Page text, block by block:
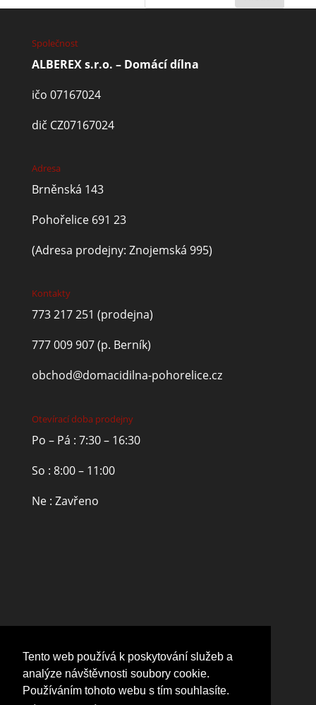
Tento web používá k poskytování služeb a
analýze návštěvnosti soubory cookie.
Používáním tohoto webu s tím souhlasíte.
Společnost
ALBEREX s.r.o. – Domácí dílna
ičo 07167024
dič CZ07167024
Adresa
Brněnská 143
Pohořelice 691 23
(Adresa prodejny: Znojemská 995)
Kontakty
773 217 251 (prodejna)
777 009 907(p. Berník)
obchod@domacidilna-pohorelice.cz
Otevírací doba prodejny
Po – Pá : 7:30 – 16:30
So : 8:00 – 11:00
Ne : Zavřeno